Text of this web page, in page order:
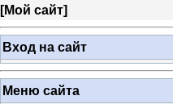
[Мой сайт]
Вход на сайт
Меню сайта